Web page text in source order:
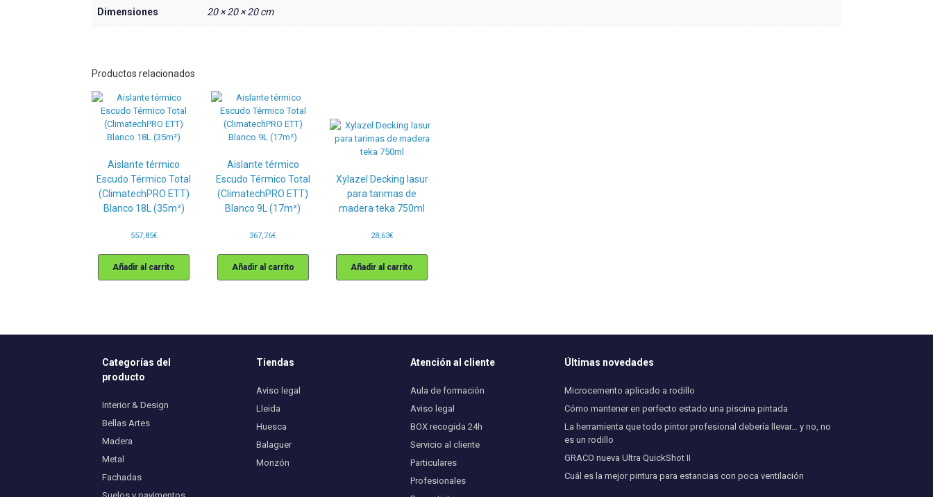
Dimensiones 20 × 20 × 20 cm
Productos relacionados
Aislante térmico
Escudo Térmico Total
(ClimatechPRO ETT)
Blanco 18L (35m²)
557,85€
Añadir al carrito
Aislante térmico
Escudo Térmico Total
(ClimatechPRO ETT)
Blanco 9L (17m²)
367,76€
Añadir al carrito
Xylazel Decking lasur
para tarimas de
madera teka 750ml
28,63€
Añadir al carrito
Categorías del
producto
Interior & Design
Bellas Artes
Madera
Metal
Fachadas
Tiendas
Aviso legal
Lleida
Huesca
Balaguer
Monzón
Atención al cliente
Aula de formación
Aviso legal
BOX recogida 24h
Servicio al cliente
Particulares
Profesionales
Últimas novedades
Microcemento aplicado a rodillo
Cómo mantener en perfecto estado una piscina pintada
La herramienta que todo pintor profesional debería llevar… y no, no
es un rodillo
GRACO nueva Ultra QuickShot II
Cuál es la mejor pintura para estancias con poca ventilación